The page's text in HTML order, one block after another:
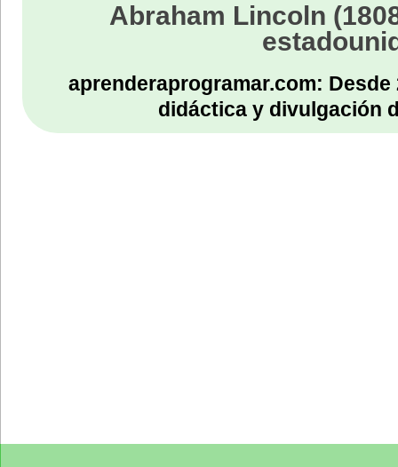
Abraham Lincoln
aprenderaprogramar.com:
didáctica y divulgación